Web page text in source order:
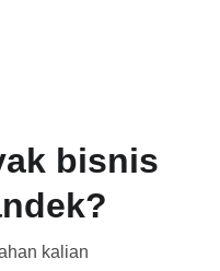
bisnis
kalian